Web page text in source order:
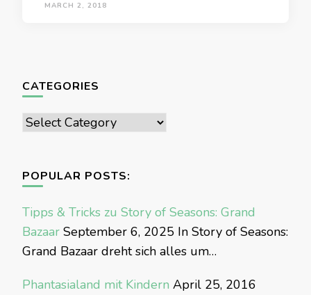
MARCH 2, 2018
CATEGORIES
Categories
POPULAR POSTS:
Tipps & Tricks zu Story of Seasons: Grand
Bazaar September 6, 2025 In Story of Seasons:
Grand Bazaar dreht sich alles um…
Phantasialand mit Kindern April 25, 2016